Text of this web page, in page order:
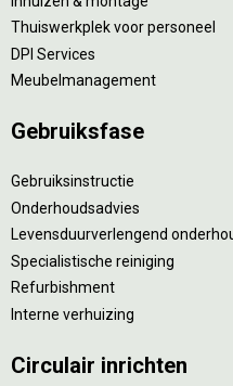
Thuiswerkplek voor personeel
DPI Services
Meubelmanagement
Gebruiksfase
Gebruiksinstructie
Onderhoudsadvies
Levensduurverlengend
Specialistische reiniging
Refurbishment
Interne verhuizing
Circulair inrichten